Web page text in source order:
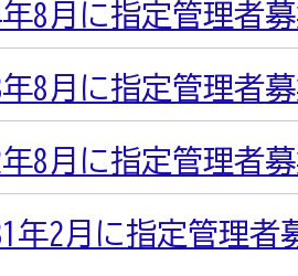
8月に指定管理者
8月に指定管理者
8月に指定管理者
年2月に指定管理者